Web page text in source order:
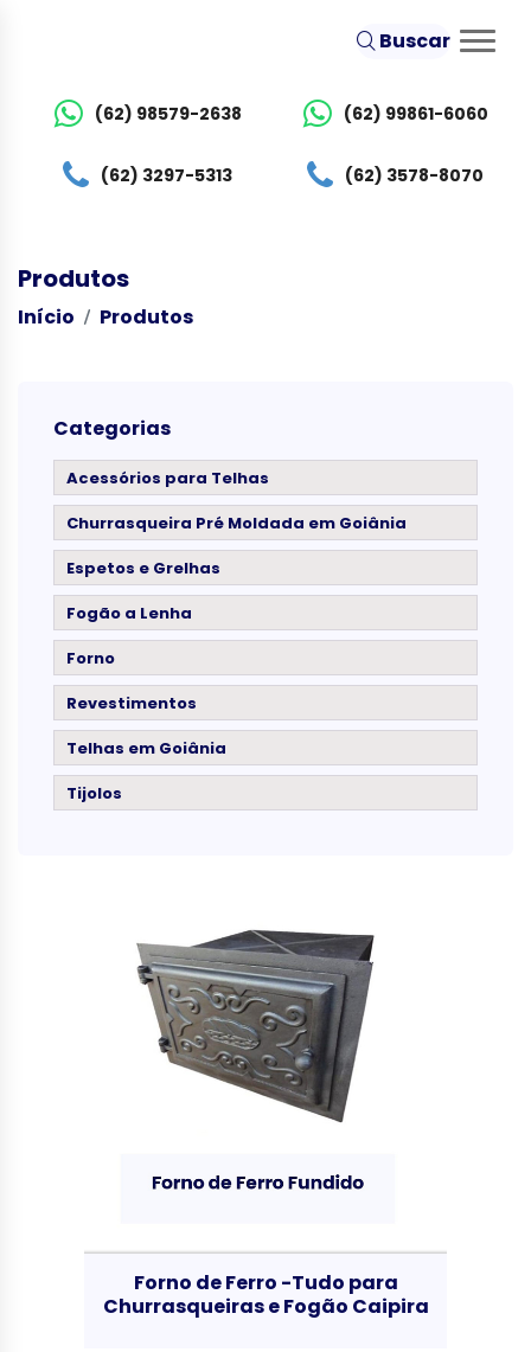
Buscar
(62) 98579-2638 (62) 99861-6060
(62) 3297-5313 (62) 3578-8070
Produtos
Início Produtos
Categorias
Acessórios para Telhas
Churrasqueira Pré Moldada em Goiânia
Espetos e Grelhas
Fogão a Lenha
Forno
Revestimentos
Telhas em Goiânia
Tijolos
Forno de Ferro -Tudo para
Churrasqueiras e Fogão Caipira